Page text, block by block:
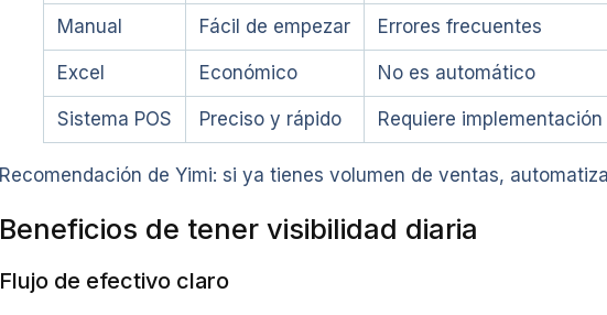
Manual Fácil de empezar Errores frecuentes
Excel Económico No es automático
Sistema POS Preciso y rápido Requiere implementación
Recomendación de Yimi: si ya tienes volumen de ventas,
Beneficios de tener visibilidad diaria
Flujo de efectivo claro